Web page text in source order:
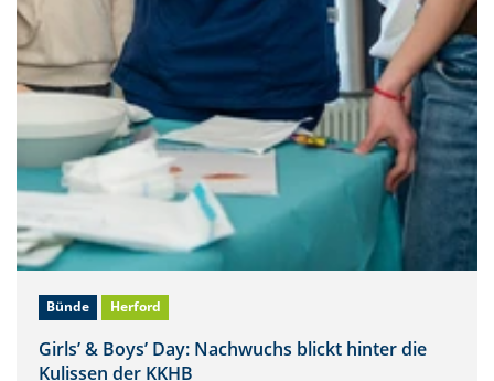
Bünde Herford
Girls’ & Boys’ Day: Nachwuchs blickt hinter die
Kulissen der KKHB